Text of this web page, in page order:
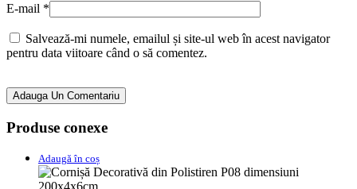
E-mail *
Salvează-mi numele, emailul și site-ul web în acest navigator
pentru data viitoare când o să comentez.
Adauga Un Comentariu
Produse conexe
Adaugă în coș